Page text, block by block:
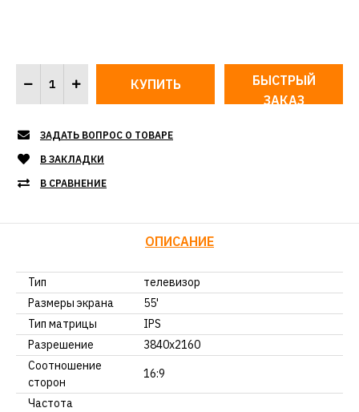
БЫСТРЫЙ
ЗАКАЗ
ЗАДАТЬ ВОПРОС О ТОВАРЕ
В ЗАКЛАДКИ
В СРАВНЕНИЕ
ОПИСАНИЕ
Тип
телевизор
Размеры экрана
55'
Тип матрицы
IPS
Разрешение
3840x2160
Соотношение
сторон
16:9
Частота